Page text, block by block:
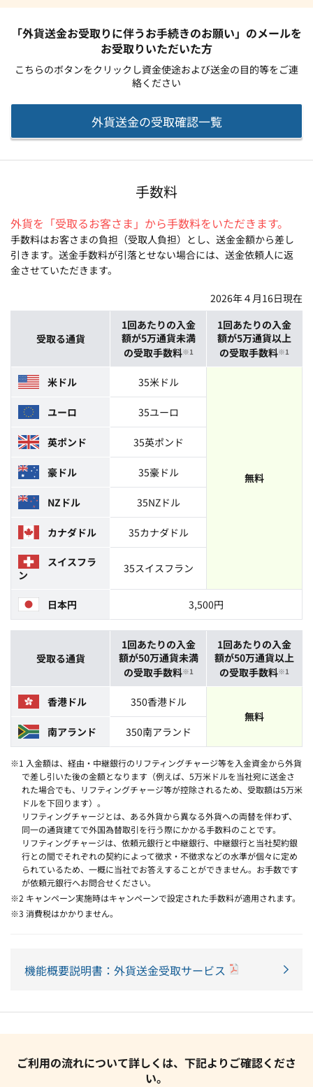
「外貨送金お受取りに伴うお手続きのお願い」のメールを
お受取りいただいた方
こちらのボタンをクリックし資金使途および送金の目的等をご連
絡ください
外貨送金の受取確認一覧
手数料
外貨を「受取るお客さま」から手数料をいただきます。
手数料はお客さまの負担（受取人負担）とし、送金金額から差し
引きます。送金手数料が引落とせない場合には、送金依頼人に返
金させていただきます。
2026年４月16日現在
受取る通貨
1回あたりの入金
額が5万通貨未満
の受取手数料※1
1回あたりの入金
額が5万通貨以上
の受取手数料※1
米ドル 35米ドル
無料
ユーロ 35ユーロ
英ポンド 35英ポンド
豪ドル 35豪ドル
NZドル 35NZドル
カナダドル 35カナダドル
スイスフラ
ン
35スイスフラン
日本円 3,500円
受取る通貨
1回あたりの入金
額が50万通貨未満
の受取手数料※1
1回あたりの入金
額が50万通貨以上
の受取手数料※1
香港ドル
350香港ドル
無料
南アランド
350南アランド
※1 入金額は、経由・中継銀行のリフティングチャージ等を入金資金から外貨
で差し引いた後の金額となります（例えば、5万米ドルを当社宛に送金さ
れた場合でも、リフティングチャージ等が控除されるため、受取額は5万米
ドルを下回ります）。
リフティングチャージとは、ある外貨から異なる外貨への両替を伴わず、
同一の通貨建てで外国為替取引を行う際にかかる手数料のことです。
リフティングチャージは、依頼元銀行と中継銀行、中継銀行と当社契約銀
行との間でそれぞれの契約によって徴求・不徴求などの水準が個々に定め
られているため、一概に当社でお答えすることができません。お手数です
が依頼元銀行へお問合せください。
※2 キャンペーン実施時はキャンペーンで設定された手数料が適用されます。
※3 消費税はかかりません。
機能概要説明書：外貨送金受取サービス
ご利用の流れについて詳しくは、下記よりご確認くださ
い。